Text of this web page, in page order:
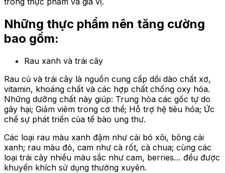
Những thực phẩm nên tăng cường
bao gồm:
Rau xanh và trái cây
Rau củ và trái cây là nguồn cung cấp dồi dào chất xơ,
vitamin, khoáng chất và các hợp chất chống oxy hóa.
Những dưỡng chất này giúp: Trung hòa các gốc tự do
gây hại; Giảm viêm trong cơ thể; Hỗ trợ hệ tiêu hóa; Ức
chế sự phát triển của tế bào ung thư.
Các loại rau màu xanh đậm như cải bó xôi, bông cải
xanh; rau màu đỏ, cam như cà rốt, cà chua; cùng các
loại trái cây nhiều màu sắc như cam, berries… đều được
khuyến khích sử dụng thường xuyên.